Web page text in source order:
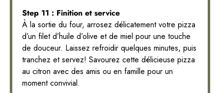
Step 11 : Finition et service
À la sortie du four, arrosez délicatement votre pizza
d’un filet d’huile d’olive et de miel pour une touche
de douceur. Laissez refroidir quelques minutes, puis
tranchez et servez! Savourez cette délicieuse pizza
au citron avec des amis ou en famille pour un
moment convivial.